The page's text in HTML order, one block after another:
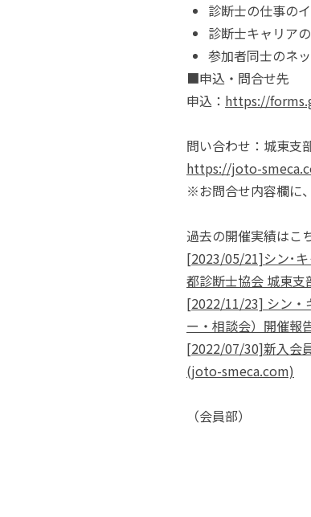
診断士の仕事の
診断士キャリア
参加者同士のネ
■申込・問合せ先
申込： https://
問い合わせ：城東支
https://joto-
※お問合せ内容欄に
過去の開催実績はこ
[2023/05/21]シン･キ
都診断士協会 城東
[2022/11/23] シン・
ー・相談会）開催報
[2022/07/30]新入会
(joto-smeca.com)
（会員部）